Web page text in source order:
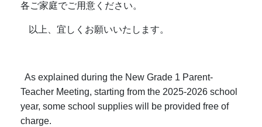
各ご家庭でご用意ください。
以上、宜しくお願いいたします。
As explained during the New Grade 1 Parent-
Teacher Meeting, starting from the 2025-2026 school
year, some school supplies will be provided free of
charge.